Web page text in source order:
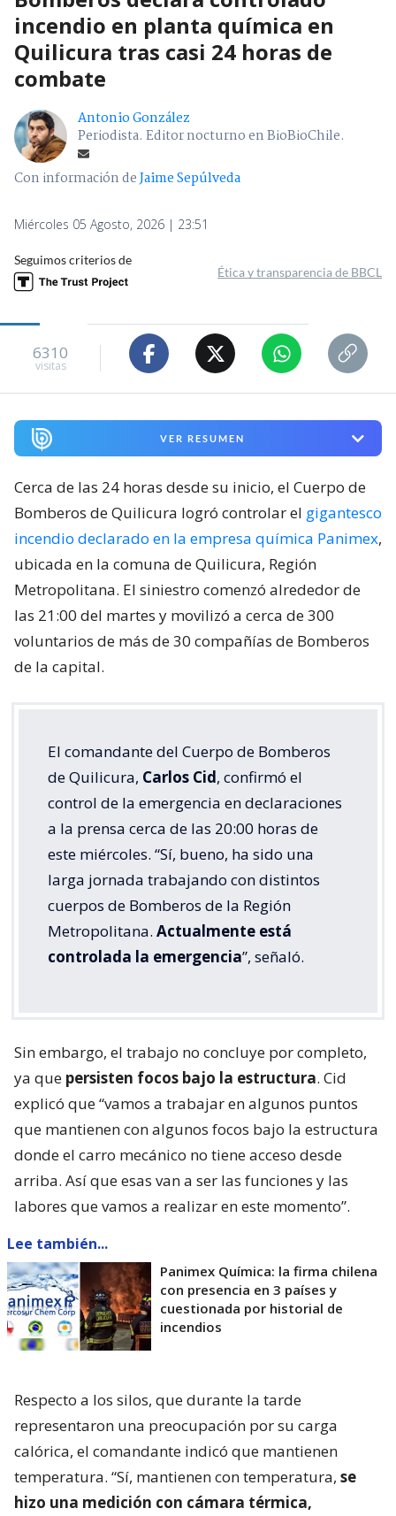
incendio en planta química en
Quilicura tras casi 24 horas de
combate
Antonio González
Periodista. Editor nocturno en BioBioChile.
Con información deJaime Sepúlveda
Miércoles 05 Agosto, 2026 | 23:51
Seguimos criterios de
Ética y transparencia de BBCL
6310
visitas
VER RESUMEN
Cerca de las 24 horas desde su inicio, el Cuerpo de
Bomberos de Quilicura logró controlar el gigantesco
incendio declarado en la empresa química Panimex,
ubicada en la comuna de Quilicura, Región
Metropolitana. El siniestro comenzó alrededor de
las 21:00 del martes y movilizó a cerca de 300
voluntarios de más de 30 compañías de Bomberos
de la capital.
El comandante del Cuerpo de Bomberos
de Quilicura, Carlos Cid, confirmó el
control de la emergencia en declaraciones
a la prensa cerca de las 20:00 horas de
este miércoles. “Sí, bueno, ha sido una
larga jornada trabajando con distintos
cuerpos de Bomberos de la Región
Metropolitana. Actualmente está
controlada la emergencia”, señaló.
Sin embargo, el trabajo no concluye por completo,
ya que persisten focos bajo la estructura. Cid
explicó que “vamos a trabajar en algunos puntos
que mantienen con algunos focos bajo la estructura
donde el carro mecánico no tiene acceso desde
arriba. Así que esas van a ser las funciones y las
labores que vamos a realizar en este momento”.
Lee también...
Panimex Química: la firma chilena
con presencia en 3 países y
cuestionada por historial de
incendios
Respecto a los silos, que durante la tarde
representaron una preocupación por su carga
calórica, el comandante indicó que mantienen
temperatura. “Sí, mantienen con temperatura, se
hizo una medición con cámara térmica,